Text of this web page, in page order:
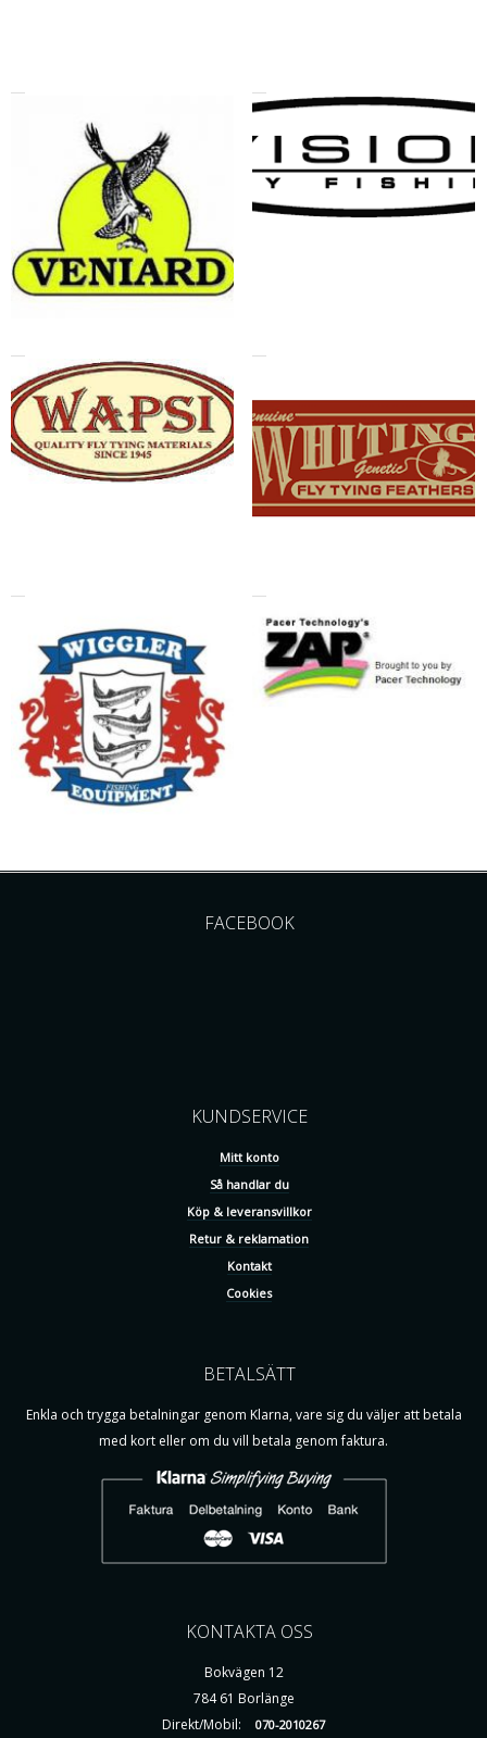
FACEBOOK
KUNDSERVICE
Mitt konto
Så handlar du
Köp & leveransvillkor
Retur & reklamation
Kontakt
Cookies
BETALSÄTT
Enkla och trygga betalningar genom Klarna, vare sig du väljer att betala
med kort eller om du vill betala genom faktura.
KONTAKTA OSS
Bokvägen 12
784 61 Borlänge
Direkt/Mobil:
070-2010267